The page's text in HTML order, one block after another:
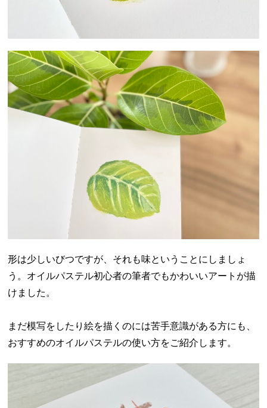
形は少しいびつですが、それも味ということにしましょ
う。オイルパステル初心者の筆者でもかわいいアートが描
けました。
まだ模写をしたり絵を描くのには苦手意識がある方にも、
おすすめのオイルパステルの使い方をご紹介します。